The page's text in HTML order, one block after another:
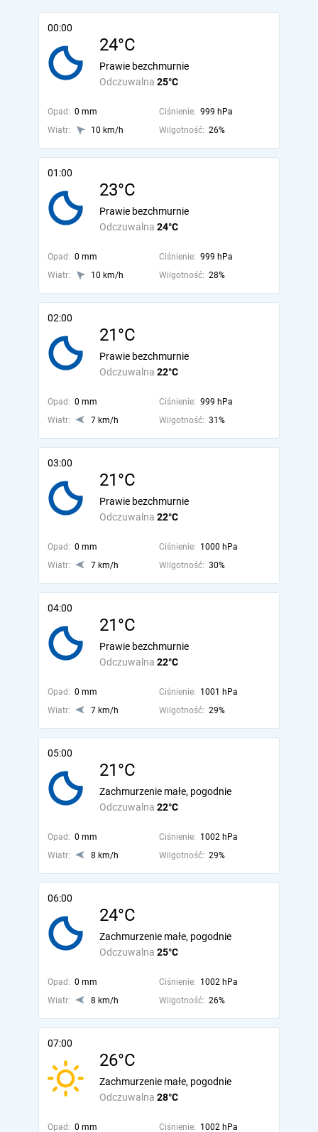
00:00
24°C
Odczuwalna 25°C
Prawie bezchmurnie
Opad: 0 mm Ciśnienie: 999 hPa
Wiatr:
10 km/h Wilgotność: 26%
01:00
23°C
Odczuwalna 24°C
Prawie bezchmurnie
Opad: 0 mm Ciśnienie: 999 hPa
Wiatr:
10 km/h Wilgotność: 28%
02:00
21°C
Odczuwalna 22°C
Prawie bezchmurnie
Opad: 0 mm Ciśnienie: 999 hPa
Wiatr:
7 km/h Wilgotność: 31%
03:00
21°C
Odczuwalna 22°C
Prawie bezchmurnie
Opad: 0 mm Ciśnienie: 1000 hPa
Wiatr:
7 km/h Wilgotność: 30%
04:00
21°C
Odczuwalna 22°C
Prawie bezchmurnie
Opad: 0 mm Ciśnienie: 1001 hPa
Wiatr:
7 km/h Wilgotność: 29%
05:00
21°C
Odczuwalna 22°C
Zachmurzenie małe, pogodnie
Opad: 0 mm Ciśnienie: 1002 hPa
Wiatr:
8 km/h Wilgotność: 29%
06:00
24°C
Odczuwalna 25°C
Zachmurzenie małe, pogodnie
Opad: 0 mm Ciśnienie: 1002 hPa
Wiatr:
8 km/h Wilgotność: 26%
07:00
26°C
Odczuwalna 28°C
Zachmurzenie małe, pogodnie
Opad: 0 mm Ciśnienie: 1002 hPa